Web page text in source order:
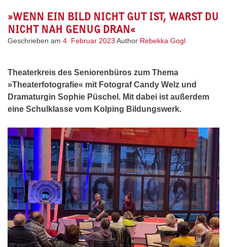
»WENN EIN BILD NICHT GUT IST, WARST DU
NICHT NAH GENUG DRAN«
Geschrieben am 4. Februar 2023 Author Rebekka Gogl
Theaterkreis des Seniorenbüros zum Thema
»Theaterfotografie« mit Fotograf Candy Welz und
Dramaturgin Sophie Püschel. Mit dabei ist außerdem
eine Schulklasse vom Kolping Bildungswerk.